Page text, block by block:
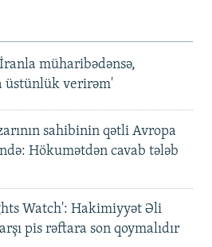
müharibədənsə,
üstünlük verirəm'
sahibinin qətli Avropa
Hökumətdən cavab tələb
Watch': Hakimiyyət Əli
pis rəftara son qoymalıdır